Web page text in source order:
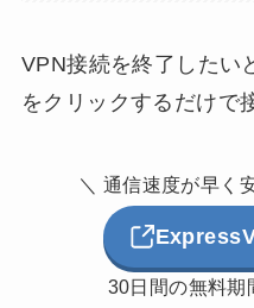
VPN接続を終了したい
をクリックするだけで
＼ 通信速度が早く
30日間の無料期